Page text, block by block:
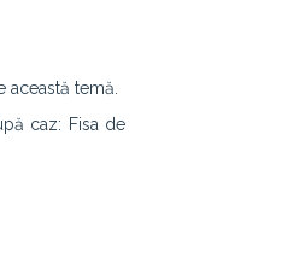
temă.
caz: Fisa de